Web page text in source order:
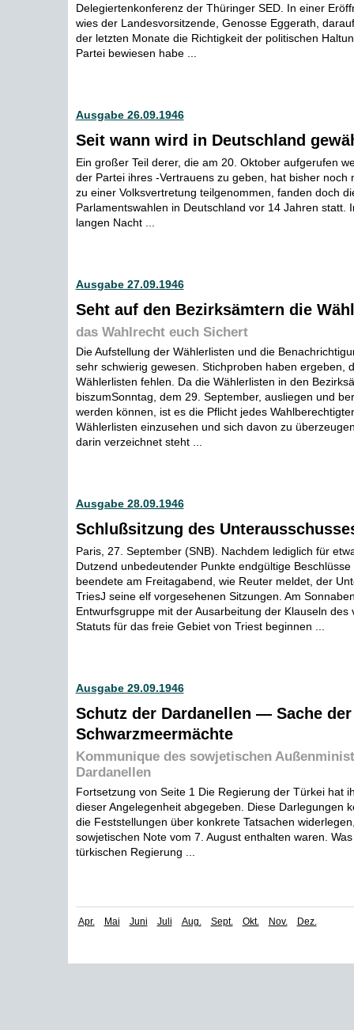
Delegiertenkonferenz der Thüringer SED. In einer
wies der Landesvorsitzende, Genosse Eggerath,
der letzten Monate die Richtigkeit der politischen
Partei bewiesen habe ...
Ausgabe 26.09.1946
Seit wann wird in Deutschland
Ein großer Teil derer, die am 20. Oktober aufgerufen
der Partei ihres -Vertrauens zu geben, hat bisher noch
zu einer Volksvertretung teilgenommen, fanden doch
Parlamentswahlen in Deutschland vor 14 Jahren statt.
langen Nacht ...
Ausgabe 27.09.1946
Seht auf den Bezirksämtern die
das Wahlrecht euch Sichert
Die Aufstellung der Wählerlisten und die
sehr schwierig gewesen. Stichproben haben ergeben,
Wählerlisten fehlen. Da die Wählerlisten in den
biszumSonntag, dem 29. September, ausliegen und
werden können, ist es die Pflicht jedes
Wählerlisten einzusehen und sich davon zu
darin verzeichnet steht ...
Ausgabe 28.09.1946
Schlußsitzung des
Paris, 27. September (SNB). Nachdem lediglich für
Dutzend unbedeutender Punkte endgültige
beendete am Freitagabend, wie Reuter meldet, der
TriesJ seine elf vorgesehenen Sitzungen. Am
Entwurfsgruppe mit der Ausarbeitung der Klauseln des
Statuts für das freie Gebiet von Triest beginnen ...
Ausgabe 29.09.1946
Schutz der Dardanellen — Sache der
Schwarzmeermächte
Kommunique des sowjetischen
Dardanellen
Fortsetzung von Seite 1 Die Regierung der Türkei hat
dieser Angelegenheit abgegeben. Diese Darlegungen
die Feststellungen über konkrete Tatsachen
sowjetischen Note vom 7. August enthalten waren.
türkischen Regierung ...
Apr. Mai Juni Juli Aug. Sept. Okt. Nov. Dez.